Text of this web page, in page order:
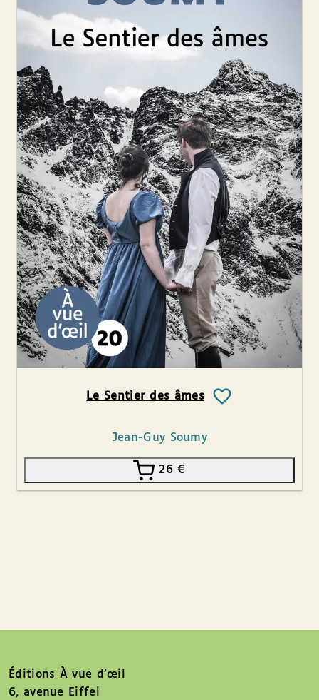
Le Sentier des âmes
Jean-Guy Soumy
26€
Éditions À vue d’œil
6, avenue Eiffel